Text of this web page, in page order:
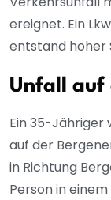
ereignet. Ein
entstand hoher
Unfall auf
Ein 35-Jähriger
auf der
in Richtung
Person in